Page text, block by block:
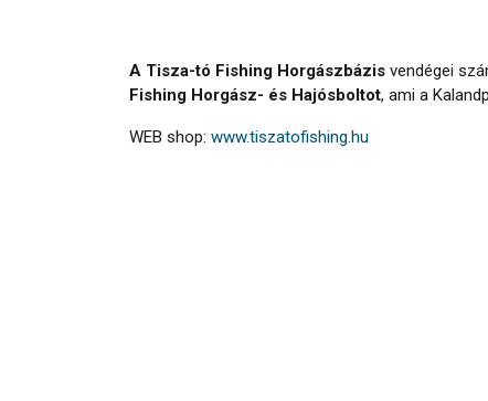
A Tisza-tó Fishing Horgászbázis vendégei
Fishing Horgász- és Hajósboltot, ami a
WEB shop: www.tiszatofishing.hu